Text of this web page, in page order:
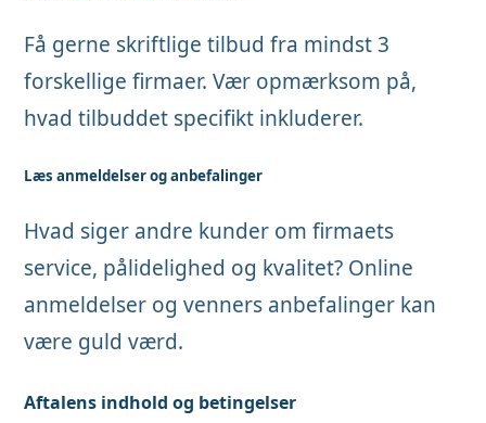
Få gerne skriftlige tilbud fra mindst 3
forskellige firmaer. Vær opmærksom på,
hvad tilbuddet specifikt inkluderer.
Læs anmeldelser og anbefalinger
Hvad siger andre kunder om firmaets
service, pålidelighed og kvalitet? Online
anmeldelser og venners anbefalinger kan
være guld værd.
Aftalens indhold og betingelser